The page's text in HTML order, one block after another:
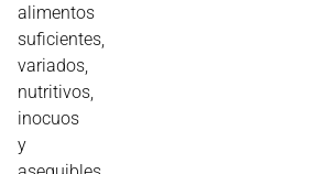
alimentos
suficientes,
variados,
nutritivos,
inocuos
y